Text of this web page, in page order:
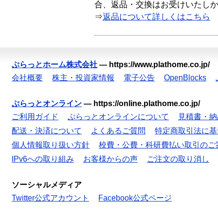
合、返品・交換はお受けいたし
⇒返品について詳しくはこちら
ぷらっとホーム株式会社 — https://www.plathome.co.jp/
会社概要
株主・投資家情報 電子公告 OpenBlocks
ぷらっとオンライン — https://online.plathome.co.jp/
ご利用ガイド
ぷらっとオンラインについて
見積書・
配送・決済について
よくあるご質問
特定商取引法に
個人情報取り扱い方針
校費・公費・科研費払い取引のご
IPv6への取り組み
お客様からの声 ご注文の取り消し
ソーシャルメディア
Twitter公式アカウント
Facebook公式ページ